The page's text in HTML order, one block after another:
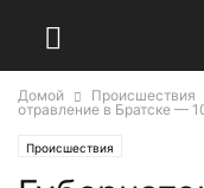
Домой Происшествия
отравление в Братске —
Происшествия